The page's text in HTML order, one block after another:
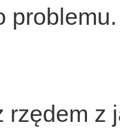
problemu.
rzędem z